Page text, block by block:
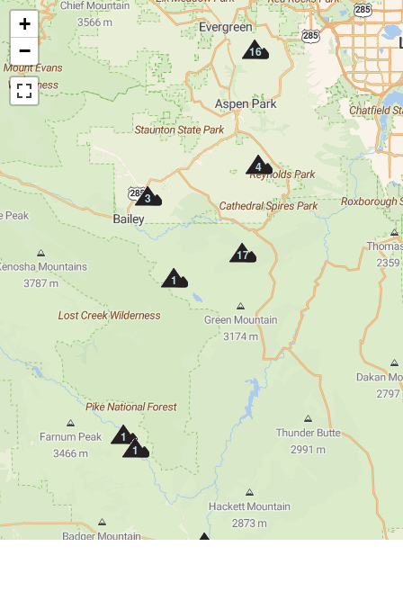
1
1
3
1
16
4
17
1
+
−